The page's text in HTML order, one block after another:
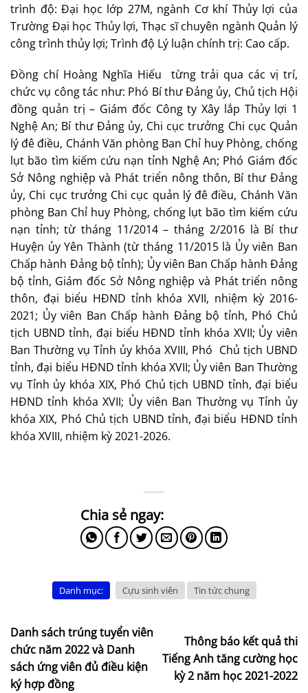
trình độ: Đại học lớp 27M, ngành Cơ khí Thủy lợi của
Trường Đại học Thủy lợi, Thạc sĩ chuyên ngành Quản lý
công trình thủy lợi; Trình độ Lý luận chính trị: Cao cấp.
Đồng chí Hoàng Nghĩa Hiếu từng trải qua các vị trí,
chức vụ công tác như: Phó Bí thư Đảng ủy, Chủ tịch Hội
đồng quản trị – Giám đốc Công ty Xây lắp Thủy lợi 1
Nghệ An; Bí thư Đảng ủy, Chi cục trưởng Chi cục Quản
lý đê điều, Chánh Văn phòng Ban Chỉ huy Phòng, chống
lụt bão tìm kiếm cứu nạn tỉnh Nghệ An; Phó Giám đốc
Sở Nông nghiệp và Phát triển nông thôn, Bí thư Đảng
ủy, Chi cục trưởng Chi cục quản lý đê điều, Chánh Văn
phòng Ban Chỉ huy Phòng, chống lụt bão tìm kiếm cứu
nạn tỉnh; từ tháng 11/2014 – tháng 2/2016 là Bí thư
Huyện ủy Yên Thành (từ tháng 11/2015 là Ủy viên Ban
Chấp hành Đảng bộ tỉnh); Ủy viên Ban Chấp hành Đảng
bộ tỉnh, Giám đốc Sở Nông nghiệp và Phát triển nông
thôn, đại biểu HĐND tỉnh khóa XVII, nhiệm kỳ 2016-
2021; Ủy viên Ban Chấp hành Đảng bộ tỉnh, Phó Chủ
tịch UBND tỉnh, đại biểu HĐND tỉnh khóa XVII; Ủy viên
Ban Thường vụ Tỉnh ủy khóa XVIII, Phó Chủ tịch UBND
tỉnh, đại biểu HĐND tỉnh khóa XVII; Ủy viên Ban Thường
vụ Tỉnh ủy khóa XIX, Phó Chủ tịch UBND tỉnh, đại biểu
HĐND tỉnh khóa XVII; Ủy viên Ban Thường vụ Tỉnh ủy
khóa XIX, Phó Chủ tịch UBND tỉnh, đại biểu HĐND tỉnh
khóa XVIII, nhiệm kỳ 2021-2026.
Danh mục: Cựu sinh viên Tin tức chung
Danh sách trúng tuyển viên
chức năm 2022 và Danh
sách ứng viên đủ điều kiện
ký hợp đồng
Thông báo kết quả thi
Tiếng Anh tăng cường học
kỳ 2 năm học 2021-2022